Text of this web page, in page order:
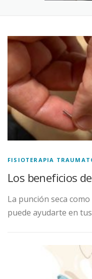
FISIOTERAPIA
Los beneficios
La punción seca
puede ayudarte en